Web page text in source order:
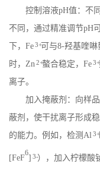
控制溶液pH值：不
不同，通过精准调节pH
下， Fe3+可与8-羟基喹啉
时， Zn 2+螯合稳定， Fe3+
离子。
加入掩蔽剂：向样
蔽剂，使干扰离子形成
的能力。例如，检测 Al 3+
[FeF
6
] 3-），加入柠檬酸